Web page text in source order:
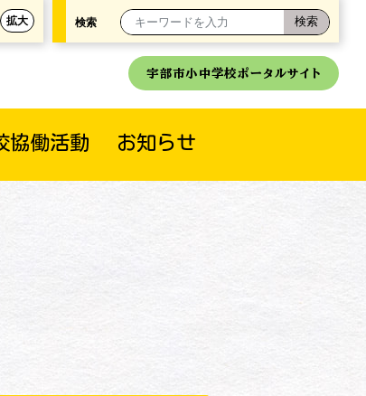
拡大 検索
宇部市小中学校ポータルサイト
協働活動 お知らせ